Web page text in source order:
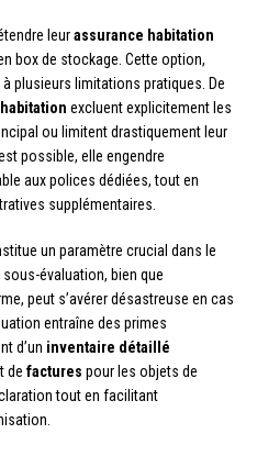
leurassurance habitation
box de stockage. Cette option,
plusieurs limitations pratiques. De
excluent explicitement les
ou limitent drastiquement leur
possible, elle engendre
aux polices dédiées, tout en
supplémentaires.
un paramètre crucial dans le
évaluation, bien que
peut s’avérer désastreuse en cas
entraîne des primes
d’un inventaire détaillé
de factures pour les objets de
tout en facilitant